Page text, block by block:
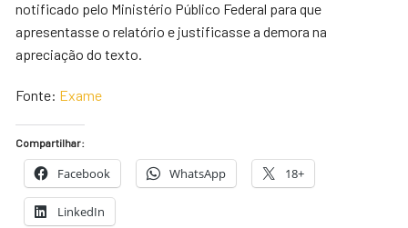
notificado pelo Ministério Público Federal para que
apresentasse o relatório e justificasse a demora na
apreciação do texto.
Fonte: Exame
Compartilhar:
Facebook WhatsApp 18+
LinkedIn